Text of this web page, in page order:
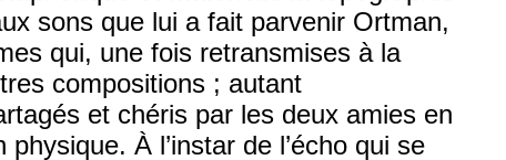
sons que lui a fait parvenir Ortman,
qui, une fois retransmises à la
compositions ; autant
et chéris par les deux amies en
À l’instar de l’écho qui se